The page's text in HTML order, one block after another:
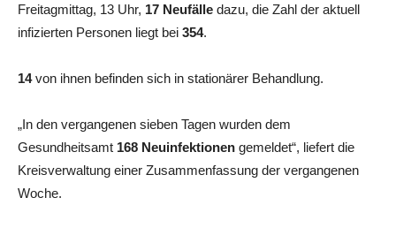
Freitagmittag, 13 Uhr, 17 Neufälle dazu, die Zahl der aktuell
infizierten Personen liegt bei 354.
14von ihnen befinden sich in stationärer Behandlung.
„In den vergangenen sieben Tagen wurden dem
Gesundheitsamt 168 Neuinfektionen gemeldet“, liefert die
Kreisverwaltung einer Zusammenfassung der vergangenen
Woche.